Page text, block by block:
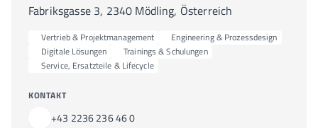
Fabriksgasse 3, 2340 Mödling, Österreich
Vertrieb & Projektmanagement
Engineering & Prozessdesign
Digitale Lösungen
Trainings & Schulungen
Service, Ersatzteile & Lifecycle
KONTAKT
+43 2236 236 46 0